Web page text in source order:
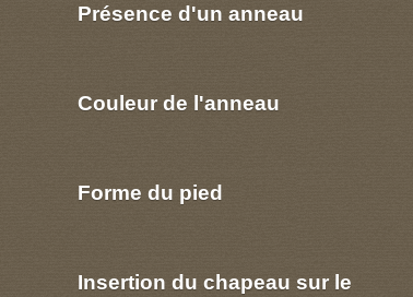
Présence d'un anneau
Couleur de l'anneau
Forme du pied
Insertion du chapeau sur le